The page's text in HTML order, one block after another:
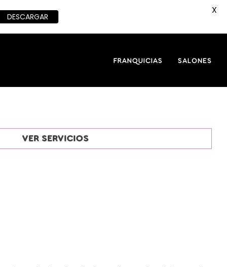
FRANQUICIAS SALONES
VER SERVICIOS
DESCARGAR
X